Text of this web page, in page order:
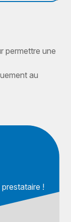
permettre une
au
!